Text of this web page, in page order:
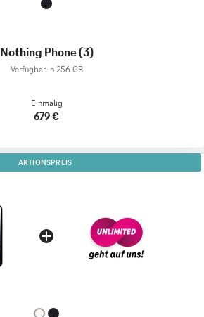
Nothing Phone (3)
Verfügbar in 256 GB
Einmalig
679 €
AKTIONSPREIS